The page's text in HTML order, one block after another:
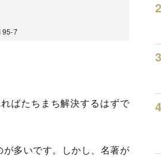
7
ばたちまち解決するはずで
多いです。しかし、名著が